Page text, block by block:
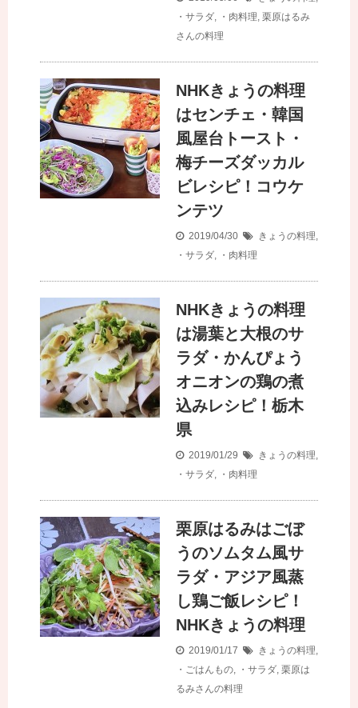
・サラダ
・肉料理 栗原はるみ
さんの料理
NHKきょうの料理
はセンチェ・韓国
風屋台トースト・
梅チーズダッカル
ビレシピ！コウケ
ンテツ
2019/04/30 きょうの料理
・サラダ
・肉料理
NHKきょうの料理
は湯葉と大根のサ
ラダ・かんぴょう
オニオンの鶏の煮
込みレシピ！栃木
県
2019/01/29 きょうの料理
・サラダ
・肉料理
栗原はるみはごぼ
うのソムタム風サ
ラダ・アジア風蒸
し鶏ご飯レシピ！
NHKきょうの料理
2019/01/17 きょうの料理
・ごはんもの
・サラダ 栗原は
るみさんの料理